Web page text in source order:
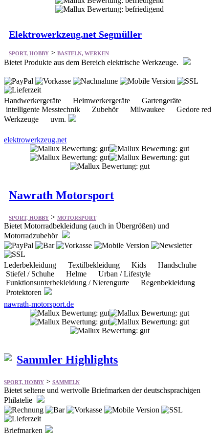
Elektrowerkzeug.net Segmüller
SPORT, HOBBY > BASTELN, WERKEN
Bietet Produkte aus dem Bereich elektrische Werkzeuge.
Handwerkergeräte Heimwerkergeräte Gartengeräte
intelligente Messtechnik Zubehör Milwaukee Gedore red
Werkzeuge uvm.
elektrowerkzeug.net
Nawrath Motorsport
SPORT, HOBBY > MOTORSPORT
Bietet Motorradbekleidung (auch in Übergrößen) und
Motorradzubehör
Lederbekleidung Textilbekleidung Kids Handschuhe
Stiefel / Schuhe Helme Urban / Lifestyle
Funktionsunterbekleidung / Nierengurte Regenbekleidung
Protektoren
nawrath-motorsport.de
Sammler Highlights
SPORT, HOBBY > SAMMELN
Bietet seltene und wertvolle Briefmarken der deutschsprachigen
Philatelie
Briefmarken